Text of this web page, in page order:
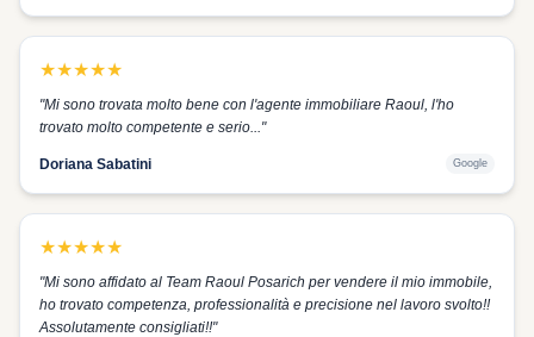
★★★★★
"Mi sono trovata molto bene con l'agente immobiliare Raoul, l'ho
trovato molto competente e serio..."
Doriana Sabatini Google
★★★★★
"Mi sono affidato al Team Raoul Posarich per vendere il mio immobile,
ho trovato competenza, professionalità e precisione nel lavoro svolto!!
Assolutamente consigliati!!"